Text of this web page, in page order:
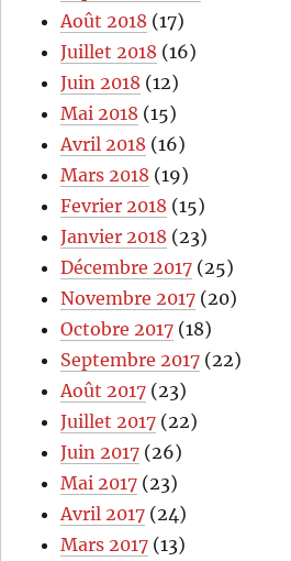
Août 2018 (17)
Juillet 2018 (16)
Juin 2018 (12)
Mai 2018 (15)
Avril 2018 (16)
Mars 2018 (19)
Fevrier 2018 (15)
Janvier 2018 (23)
Décembre 2017 (25)
Novembre 2017 (20)
Octobre 2017 (18)
Septembre 2017 (22)
Août 2017 (23)
Juillet 2017 (22)
Juin 2017 (26)
Mai 2017 (23)
Avril 2017 (24)
Mars 2017 (13)